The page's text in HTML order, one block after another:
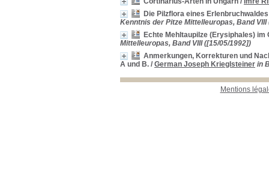
Die Pilzflora eines
Kenntnis der Pitze Mittelleuropas, Band VIII
Echte Mehltaupilze (Erysiphales) im
Mittelleuropas, Band VIII ([15/05/1992])
Anmerkungen, Korrekturen und
A und B. / German Joseph Krieglsteiner in
Mentions